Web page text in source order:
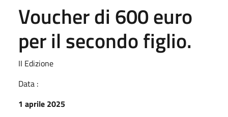
Voucher di 600 euro
per il secondo figlio.
II Edizione
Data :
1 aprile 2025